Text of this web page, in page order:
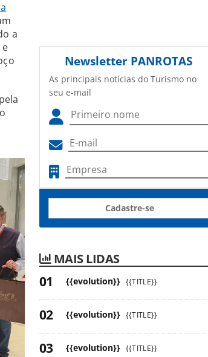
a
Newsletter PANROTAS
As principais notícias do Turismo no
seu e-mail
Cadastre-se
MAIS LIDAS
{{evolution}} {{TITLE}}
{{evolution}} {{TITLE}}
{{evolution}} {{TITLE}}